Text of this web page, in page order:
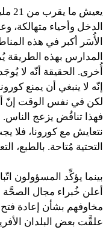
الدخل وأحياء متهالكة،
الأُسَر أكبر في هذه
المدارس بهذه الطريقة
أُخرى. الحقيقة أنّه لا
إنّه لا ينبغي أن يمنع
لكن في نفس الوقت إنّ
فهذا تناقُض يزعج الناس.
نتعايش مع كورونا، فلا
التحتية مُتاحة.
بينما يؤكِّد المسؤولون
أعلن خُبراء مجال
مخاوفهم بشأن إعادة
علقَّت بعض البلدان